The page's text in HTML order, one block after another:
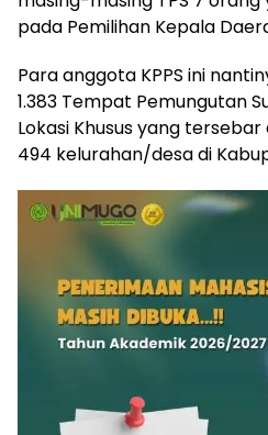
pada Pemilihan Kepala
Para anggota KPPS ini
1.383 Tempat Pemungutan
Lokasi Khusus yang
494 kelurahan/desa di